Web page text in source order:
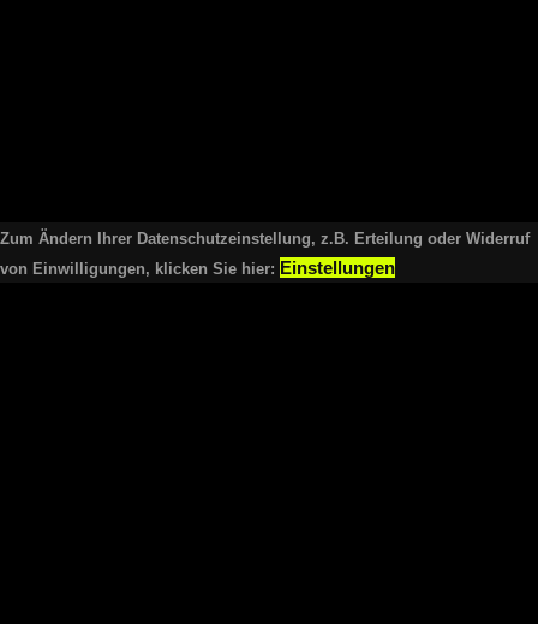
Zum Ändern Ihrer Datenschutzeinstellung, z.B. Erteilung oder Widerruf
von Einwilligungen, klicken Sie hier: Einstellungen